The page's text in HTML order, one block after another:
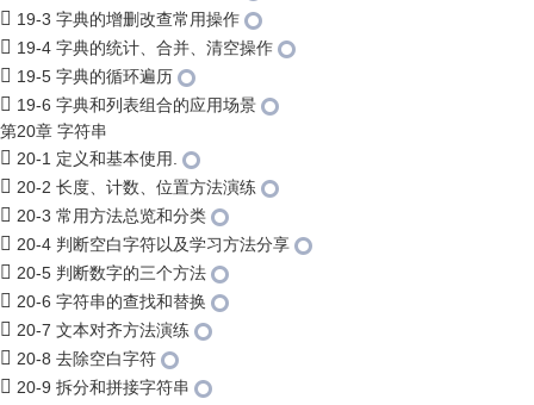
19-3 字典的增删改查常用操作
19-4 字典的统计、合并、清空操作
19-5 字典的循环遍历
19-6 字典和列表组合的应用场景
第20章 字符串
20-1 定义和基本使用.
20-2 长度、计数、位置方法演练
20-3 常用方法总览和分类
20-4 判断空白字符以及学习方法分享
20-5 判断数字的三个方法
20-6 字符串的查找和替换
20-7 文本对齐方法演练
20-8 去除空白字符
20-9 拆分和拼接字符串